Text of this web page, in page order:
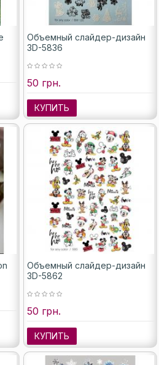
Объемный слайдер-дизайн
3D-5836
50 грн.
КУПИТЬ
Объемный слайдер-дизайн
3D-5862
50 грн.
КУПИТЬ